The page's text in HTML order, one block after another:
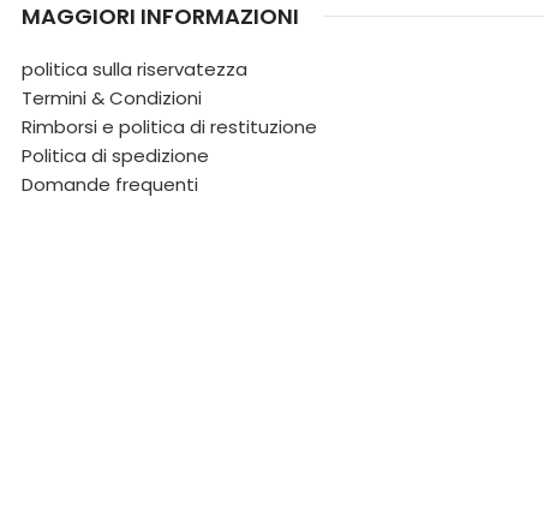
MAGGIORI INFORMAZIONI
politica sulla riservatezza
Termini & Condizioni
Rimborsi e politica di restituzione
Politica di spedizione
Domande frequenti